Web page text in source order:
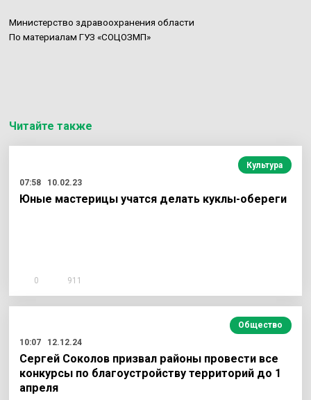
Министерство здравоохранения области
По материалам ГУЗ «СОЦОЗМП»
Читайте также
Культура
07:58
10.02.23
Юные мастерицы учатся делать куклы-обереги
0 911
Общество
10:07
12.12.24
Сергей Соколов призвал районы провести все
конкурсы по благоустройству территорий до 1
апреля